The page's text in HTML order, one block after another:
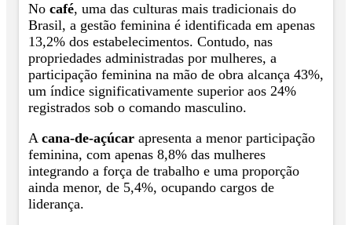
No café, uma das culturas mais tradicionais do
Brasil, a gestão feminina é identificada em apenas
13,2% dos estabelecimentos. Contudo, nas
propriedades administradas por mulheres, a
participação feminina na mão de obra alcança 43%,
um índice significativamente superior aos 24%
registrados sob o comando masculino.
A cana-de-açúcar apresenta a menor participação
feminina, com apenas 8,8% das mulheres
integrando a força de trabalho e uma proporção
ainda menor, de 5,4%, ocupando cargos de
liderança.